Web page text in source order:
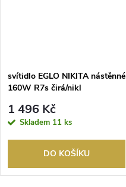
svítidlo EGLO NIKITA nástěnné
160W R7s čirá/nikl
1 496 Kč
Skladem 11 ks
DO KOŠÍKU